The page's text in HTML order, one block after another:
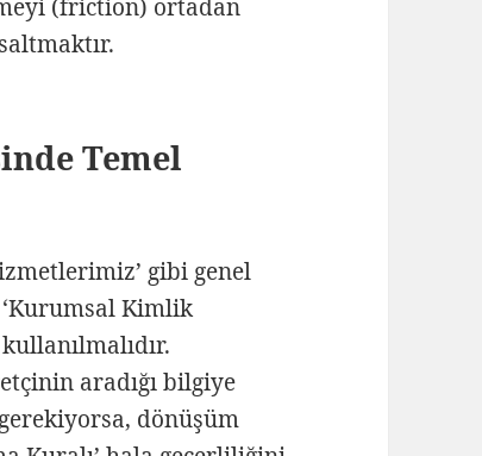
(friction) ortadan
Temel
gibi genel
Kimlik
aradığı bilgiye
dönüşüm